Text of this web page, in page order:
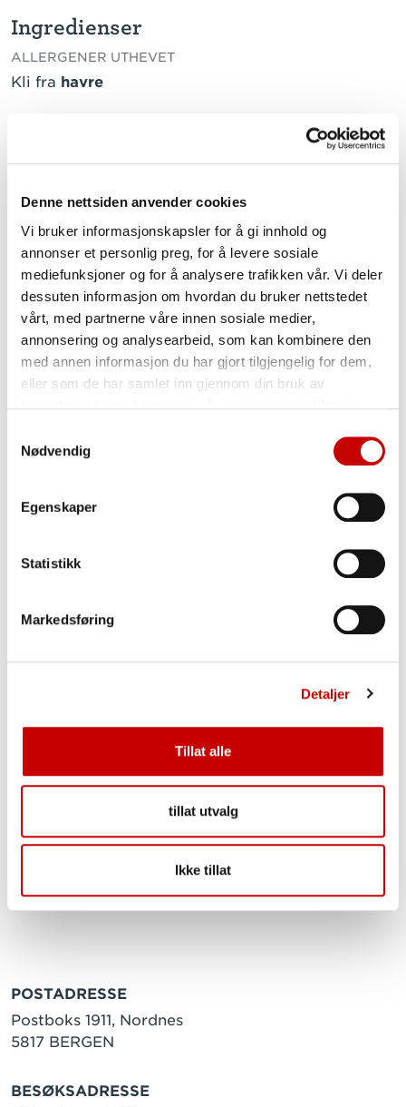
Denne nettsiden anvender cookies
Vi bruker informasjonskapsler for å gi innhold og
annonser et personlig preg, for å levere sosiale
mediefunksjoner og for å analysere trafikken vår. Vi deler
dessuten informasjon om hvordan du bruker nettstedet
vårt, med partnerne våre innen sosiale medier,
annonsering og analysearbeid, som kan kombinere den
med annen informasjon du har gjort tilgjengelig for dem,
eller som de har samlet inn gjennom din bruk av
Nødvendig
Egenskaper
Statistikk
Markedsføring
Detaljer
Tillat alle
tillat utvalg
Ikke tillat
Ingredienser
ALLERGENER UTHEVET
Kli fra havre
Energi
Fett
herav:
mettede fettsyrer
enumettede fettsyrer
flerumettede fettsyrer
2,7 g
Karbohydrater
3,2 g
Kostfiber
13,0 g
12,0 g
Salt
0,0 g
Tørt og kjølig, godt adskilt fra varer med sterk
POSTADRESSE
Postboks 1911, Nordnes
5817 BERGEN
BESØKSADRESSE